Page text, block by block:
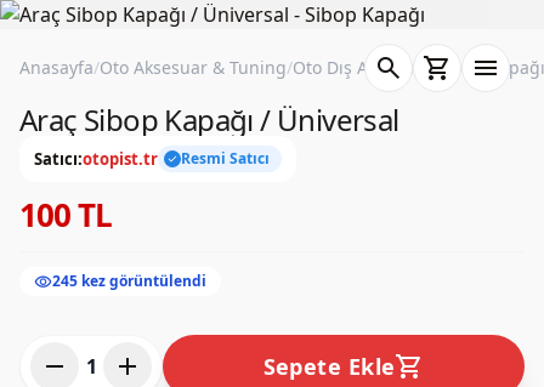
search shopping_cart menu
Anasayfa/Oto Aksesuar & Tuning/Oto Dış Aksesuar/Sibop Kapağı
Araç Sibop Kapağı / Üniversal
Satıcı:otopist.tr check Resmi Satıcı
100 TL
visibility245 kez görüntülendi
remove 1 add Sepete Ekleshopping_cart